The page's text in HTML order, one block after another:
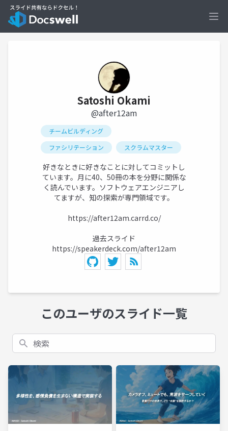
Satoshi Okami
@after12am
チームビルディング
ファシリテーション
スクラムマスター
好きなときに好きなことに対してコミットし
ています。月に40、50冊の本を分野に関係な
く読んでいます。ソフトウェアエンジニアし
てますが、知の探索が専門領域です。
https://after12am.carrd.co/
過去スライド
https://speakerdeck.com/after12am
このユーザのスライド一覧
検索